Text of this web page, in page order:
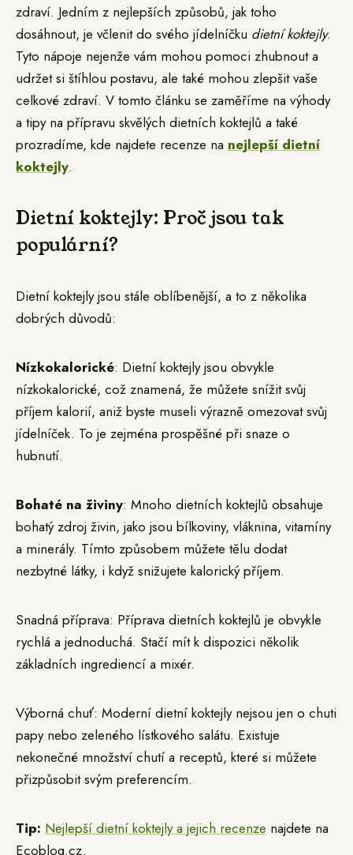
zdraví. Jedním z nejlepších způsobů, jak toho
dosáhnout, je včlenit do svého jídelníčku dietní koktejly.
Tyto nápoje nejenže vám mohou pomoci zhubnout a
udržet si štíhlou postavu, ale také mohou zlepšit vaše
celkové zdraví. V tomto článku se zaměříme na výhody
a tipy na přípravu skvělých dietních koktejlů a také
prozradíme, kde najdete recenze na nejlepší dietní
koktejly.
Dietní koktejly: Proč jsou tak
populární?
Dietní koktejly jsou stále oblíbenější, a to z několika
dobrých důvodů:
Nízkokalorické: Dietní koktejly jsou obvykle
nízkokalorické, což znamená, že můžete snížit svůj
příjem kalorií, aniž byste museli výrazně omezovat svůj
jídelníček. To je zejména prospěšné při snaze o
hubnutí.
Bohaté na živiny: Mnoho dietních koktejlů obsahuje
bohatý zdroj živin, jako jsou bílkoviny, vláknina, vitamíny
a minerály. Tímto způsobem můžete tělu dodat
nezbytné látky, i když snižujete kalorický příjem.
Snadná příprava: Příprava dietních koktejlů je obvykle
rychlá a jednoduchá. Stačí mít k dispozici několik
základních ingrediencí a mixér.
Výborná chuť: Moderní dietní koktejly nejsou jen o chuti
papy nebo zeleného lístkového salátu. Existuje
nekonečné množství chutí a receptů, které si můžete
přizpůsobit svým preferencím.
Tip: Nejlepší dietní koktejly a jejich recenze najdete na
Ecoblog.cz.